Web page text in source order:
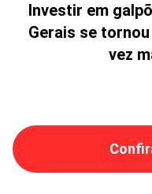
Investir em
Gerais se
vez